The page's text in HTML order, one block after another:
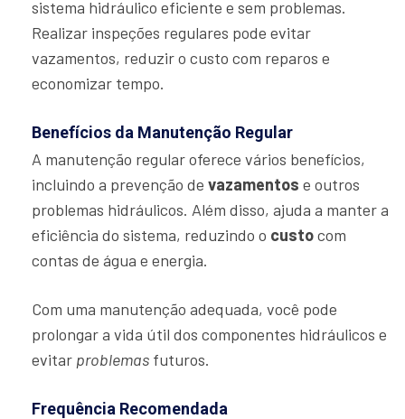
sistema hidráulico eficiente e sem problemas.
Realizar inspeções regulares pode evitar
vazamentos, reduzir o custo com reparos e
economizar tempo.
Benefícios da Manutenção Regular
A manutenção regular oferece vários benefícios,
incluindo a prevenção de vazamentos e outros
problemas hidráulicos. Além disso, ajuda a manter a
eficiência do sistema, reduzindo o custocom
contas de água e energia.
Com uma manutenção adequada, você pode
prolongar a vida útil dos componentes hidráulicos e
evitar problemas futuros.
Frequência Recomendada